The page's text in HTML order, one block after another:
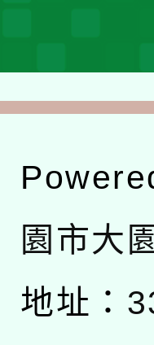
園市大
地址：